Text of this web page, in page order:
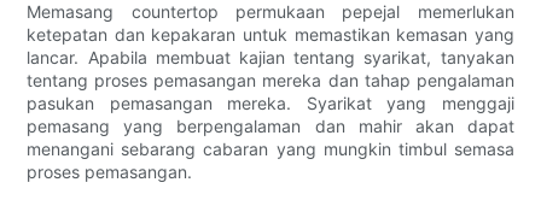
Memasang countertop permukaan pepejal memerlukan
ketepatan dan kepakaran untuk memastikan kemasan yang
lancar. Apabila membuat kajian tentang syarikat, tanyakan
tentang proses pemasangan mereka dan tahap pengalaman
pasukan pemasangan mereka. Syarikat yang menggaji
pemasang yang berpengalaman dan mahir akan dapat
menangani sebarang cabaran yang mungkin timbul semasa
proses pemasangan.